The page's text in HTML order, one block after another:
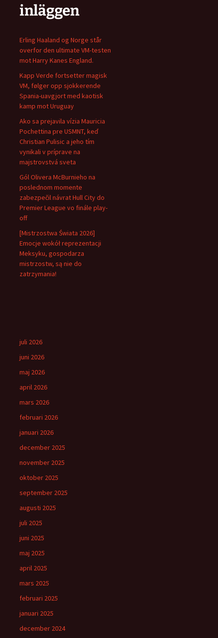
inläggen
Erling Haaland og Norge står
overfor den ultimate VM-testen
mot Harry Kanes England.
Kapp Verde fortsetter magisk
VM, følger opp sjokkerende
Spania-uavgjort med kaotisk
kamp mot Uruguay
Ako sa prejavila vízia Mauricia
Pochettina pre USMNT, keď
Christian Pulisic a jeho tím
vynikali v príprave na
majstrovstvá sveta
Gól Olivera McBurnieho na
poslednom momente
zabezpečil návrat Hull City do
Premier League vo finále play-
off
[Mistrzostwa Świata 2026]
Emocje wokół reprezentacji
Meksyku, gospodarza
mistrzostw, są nie do
zatrzymania!
juli 2026
juni 2026
maj 2026
april 2026
mars 2026
februari 2026
januari 2026
december 2025
november 2025
oktober 2025
september 2025
augusti 2025
juli 2025
juni 2025
maj 2025
april 2025
mars 2025
februari 2025
januari 2025
december 2024